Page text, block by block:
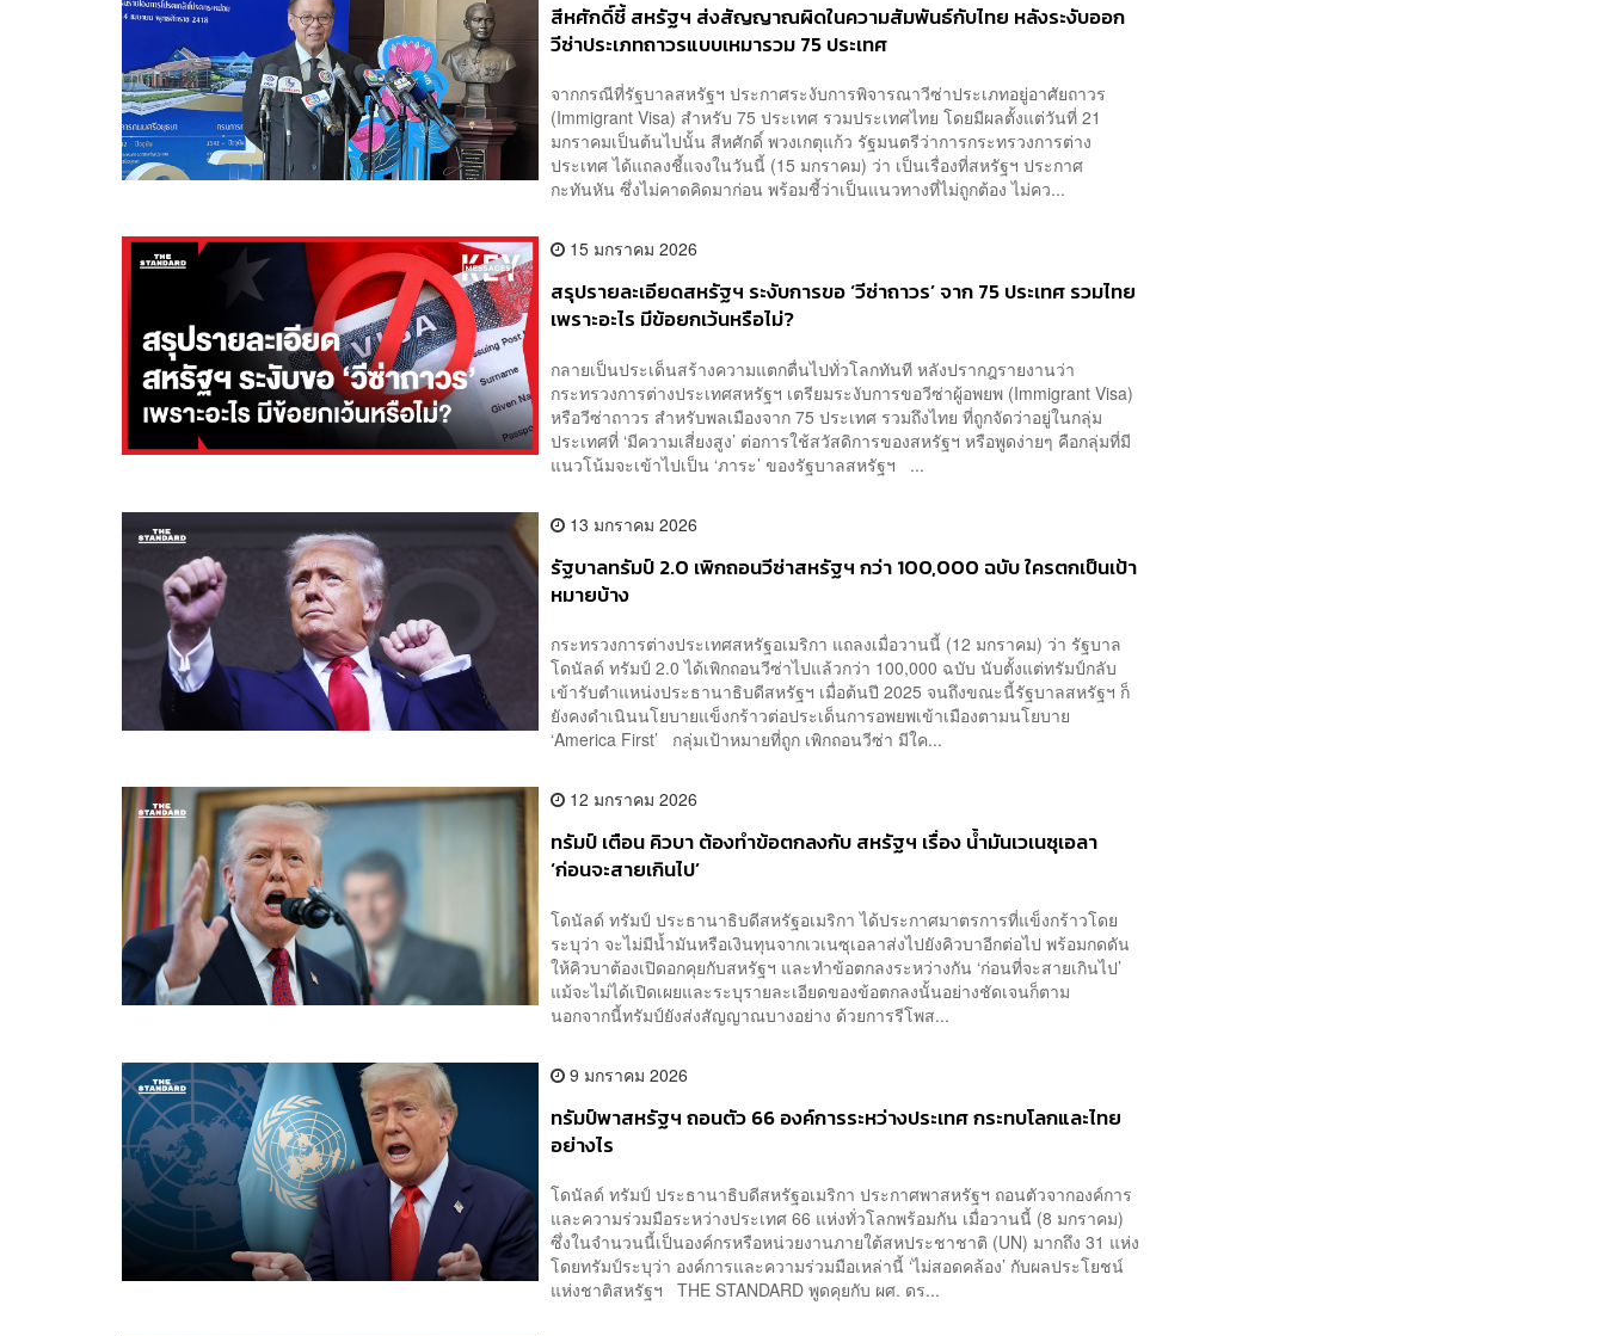
สีหศักดิ์ชี้ สหรัฐฯ ส่งสัญญาณผิดในความสัมพันธ์กับไทย หลังระงับออก
วีซ่าประเภทถาวรแบบเหมารวม 75 ประเทศ
จากกรณีที่รัฐบาลสหรัฐฯ ประกาศระงับการพิจารณาวีซ่าประเภทอยู่อาศัยถาวร
(Immigrant Visa) สำหรับ 75 ประเทศ รวมประเทศไทย โดยมีผลตั้งแต่วันที่ 21
มกราคมเป็นต้นไปนั้น สีหศักดิ์ พวงเกตุแก้ว รัฐมนตรีว่าการกระทรวงการต่าง
ประเทศ ได้แถลงชี้แจงในวันนี้ (15 มกราคม) ว่า เป็นเรื่องที่สหรัฐฯ ประกาศ
กะทันหัน ซึ่งไม่คาดคิดมาก่อน พร้อมชี้ว่าเป็นแนวทางที่ไม่ถูกต้อง ไม่คว...
15 มกราคม 2026
สรุปรายละเอียดสหรัฐฯ ระงับการขอ ‘วีซ่าถาวร’ จาก 75 ประเทศ รวมไทย
เพราะอะไร มีข้อยกเว้นหรือไม่?
กลายเป็นประเด็นสร้างความแตกตื่นไปทั่วโลกทันที หลังปรากฎรายงานว่า
กระทรวงการต่างประเทศสหรัฐฯ เตรียมระงับการขอวีซ่าผู้อพยพ (Immigrant Visa)
หรือวีซ่าถาวร สำหรับพลเมืองจาก 75 ประเทศ รวมถึงไทย ที่ถูกจัดว่าอยู่ในกลุ่ม
ประเทศที่ ‘มีความเสี่ยงสูง’ ต่อการใช้สวัสดิการของสหรัฐฯ หรือพูดง่ายๆ คือกลุ่มที่มี
แนวโน้มจะเข้าไปเป็น ‘ภาระ’ ของรัฐบาลสหรัฐฯ ...
13 มกราคม 2026
รัฐบาลทรัมป์ 2.0 เพิกถอนวีซ่าสหรัฐฯ กว่า 100,000 ฉบับ ใครตกเป็นเป้า
หมายบ้าง
กระทรวงการต่างประเทศสหรัฐอเมริกา แถลงเมื่อวานนี้ (12 มกราคม) ว่า รัฐบาล
โดนัลด์ ทรัมป์ 2.0 ได้เพิกถอนวีซ่าไปแล้วกว่า 100,000 ฉบับ นับตั้งแต่ทรัมป์กลับ
เข้ารับตำแหน่งประธานาธิบดีสหรัฐฯ เมื่อต้นปี 2025 จนถึงขณะนี้รัฐบาลสหรัฐฯ ก็
ยังคงดำเนินนโยบายแข็งกร้าวต่อประเด็นการอพยพเข้าเมืองตามนโยบาย
‘America First’ กลุ่มเป้าหมายที่ถูก เพิกถอนวีซ่า มีใค...
12 มกราคม 2026
ทรัมป์ เตือน คิวบา ต้องทำข้อตกลงกับ สหรัฐฯ เรื่อง น้ำมันเวเนซุเอลา
‘ก่อนจะสายเกินไป’
โดนัลด์ ทรัมป์ ประธานาธิบดีสหรัฐอเมริกา ได้ประกาศมาตรการที่แข็งกร้าวโดย
ระบุว่า จะไม่มีน้ำมันหรือเงินทุนจากเวเนซุเอลาส่งไปยังคิวบาอีกต่อไป พร้อมกดดัน
ให้คิวบาต้องเปิดอกคุยกับสหรัฐฯ และทำข้อตกลงระหว่างกัน ‘ก่อนที่จะสายเกินไป’
แม้จะไม่ได้เปิดเผยและระบุรายละเอียดของข้อตกลงนั้นอย่างชัดเจนก็ตาม
นอกจากนี้ทรัมป์ยังส่งสัญญาณบางอย่าง ด้วยการรีโพส...
9 มกราคม 2026
ทรัมป์พาสหรัฐฯ ถอนตัว 66 องค์การระหว่างประเทศ กระทบโลกและไทย
อย่างไร
โดนัลด์ ทรัมป์ ประธานาธิบดีสหรัฐอเมริกา ประกาศพาสหรัฐฯ ถอนตัวจากองค์การ
และความร่วมมือระหว่างประเทศ 66 แห่งทั่วโลกพร้อมกัน เมื่อวานนี้ (8 มกราคม)
ซึ่งในจำนวนนี้เป็นองค์กรหรือหน่วยงานภายใต้สหประชาชาติ (UN) มากถึง 31 แห่ง
โดยทรัมป์ระบุว่า องค์การและความร่วมมือเหล่านี้ ‘ไม่สอดคล้อง’ กับผลประโยชน์
แห่งชาติสหรัฐฯ THE STANDARD พูดคุยกับ ผศ. ดร...